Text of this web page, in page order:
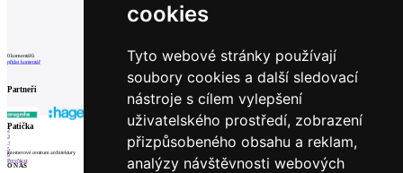
cookies
Tyto webové stránky používají
soubory cookies a další sledovací
nástroje s cílem vylepšení
uživatelského prostředí, zobrazení
přizpůsobeného obsahu a reklam,
analýzy návštěvnosti webových
0komentářů
přidat komentář
Partneři
1
2
3
4
5
6
PrevNext
Patička
internetové centrum architektury
O NÁS